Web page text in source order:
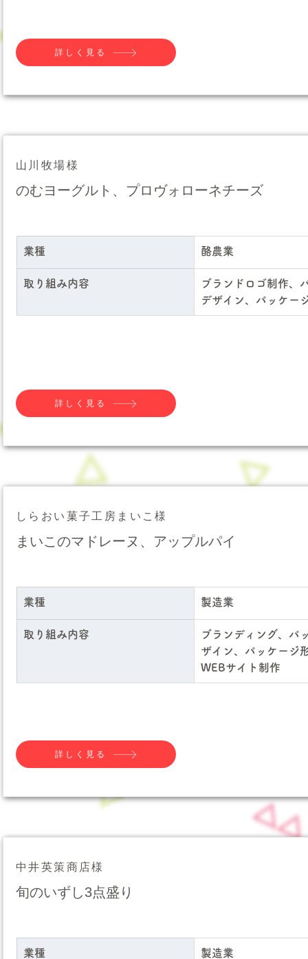
詳しく見る
山川牧場様
のむヨーグルト、プロヴォローネチーズ
業種 酪農業
取り組み内容
ブランドロゴ制作、
デザイン、パッケー
詳しく見る
しらおい菓子工房まいこ様
まいこのマドレーヌ、アップルパイ
業種 製造業
取り組み内容
ブランディング、パ
ザイン、パッケージ
WEBサイト制作
詳しく見る
中井英策商店様
旬のいずし3点盛り
業種 製造業